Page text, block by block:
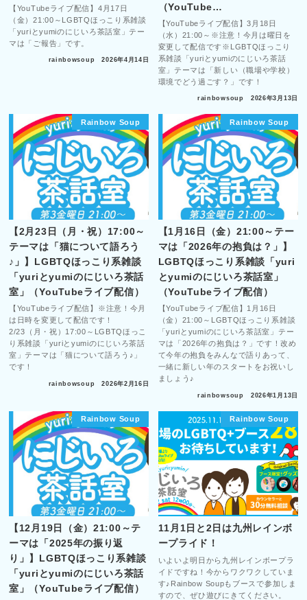
【YouTubeライブ配信】4月17日
（金）21:00～LGBTQほっこり系雑談
「yuriとyumiのにじいろ茶話室」テー
マは「ご報告」です。
rainbowsoup 2026年4月14日
（YouTube…
【YouTubeライブ配信】3月18日
（水）21:00～※注意！今月は曜日を
変更して配信です※LGBTQほっこり
系雑談「yuriとyumiのにじいろ茶話
室」テーマは「新しい（職場や学校）
環境でどう過ごす？」です！
rainbowsoup 2026年3月13日
Rainbow Soup
【2月23日（月・祝）17:00～
テーマは「猫について語ろう
♪」】LGBTQほっこり系雑談
「yuriとyumiのにじいろ茶話
室」（YouTubeライブ配信）
【YouTubeライブ配信】※注意！今月
は日時を変更して配信です！
2/23（月・祝）17:00～LGBTQほっこ
り系雑談「yuriとyumiのにじいろ茶話
室」テーマは「猫について語ろう♪」
です！
rainbowsoup 2026年2月16日
Rainbow Soup
【1月16日（金）21:00～テー
マは「2026年の抱負は？」】
LGBTQほっこり系雑談「yuri
とyumiのにじいろ茶話室」
（YouTubeライブ配信）
【YouTubeライブ配信】1月16日
（金）21:00～LGBTQほっこり系雑談
「yuriとyumiのにじいろ茶話室」テー
マは「2026年の抱負は？」です！改め
て今年の抱負をみんなで語りあって、
一緒に新しい年のスタートをお祝いし
ましょう♪
rainbowsoup 2026年1月13日
Rainbow Soup
【12月19日（金）21:00～テ
ーマは「2025年の振り返
り」】LGBTQほっこり系雑談
「yuriとyumiのにじいろ茶話
室」（YouTubeライブ配信）
Rainbow Soup
11月1日と2日は九州レインボ
ープライド！
いよいよ明日から九州レインボープラ
イドですね！今からワクワクしていま
す♪Rainbow Soupもブースで参加しま
すので、ぜひ遊びにきてください。